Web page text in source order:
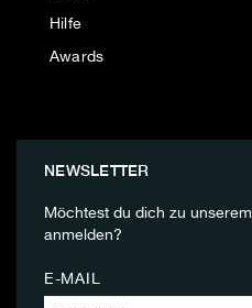
Hilfe
Awards
NEWSLETTER
Möchtest du dich zu unserem
anmelden?
E-MAIL